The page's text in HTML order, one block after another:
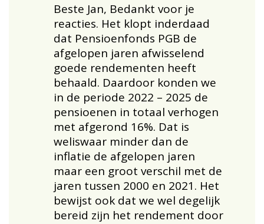
Beste Jan, Bedankt voor je
reacties. Het klopt inderdaad
dat Pensioenfonds PGB de
afgelopen jaren afwisselend
goede rendementen heeft
behaald. Daardoor konden we
in de periode 2022 – 2025 de
pensioenen in totaal verhogen
met afgerond 16%. Dat is
weliswaar minder dan de
inflatie de afgelopen jaren
maar een groot verschil met de
jaren tussen 2000 en 2021. Het
bewijst ook dat we wel degelijk
bereid zijn het rendement door